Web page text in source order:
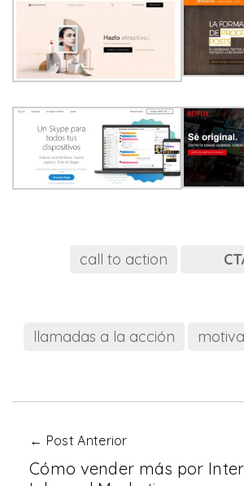
call to action
llamadas a la acción
← Post Anterior
Cómo vender más por